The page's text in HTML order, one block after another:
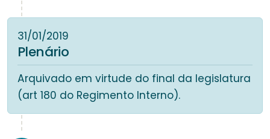
31/01/2019
Plenário
Arquivado em virtude do final da legislatura
(art 180 do Regimento Interno).